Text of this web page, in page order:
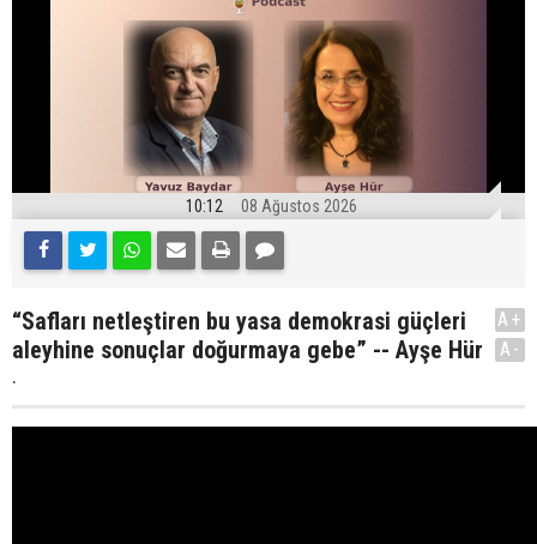
10:12 08 Ağustos 2026
“Safları netleştiren bu yasa demokrasi güçleri
aleyhine sonuçlar doğurmaya gebe” -- Ayşe Hür
.
A+
A-